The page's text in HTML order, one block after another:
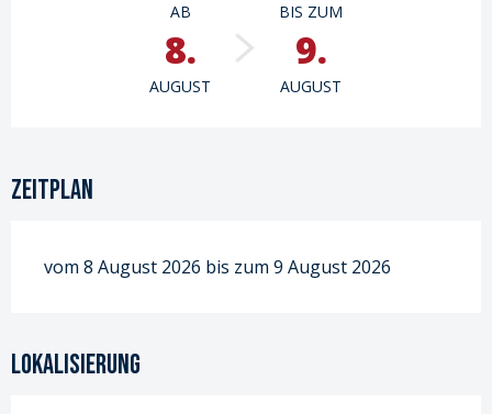
AB
8.
AUGUST
BIS ZUM
9.
AUGUST
Zeitplan
vom 8 August 2026 bis zum 9 August 2026
Lokalisierung